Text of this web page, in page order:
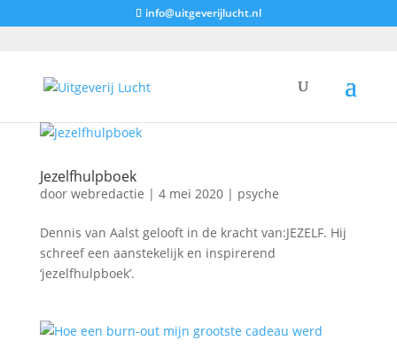
info@uitgeverijlucht.nl
Jezelfhulpboek
door webredactie | 4 mei 2020| psyche
Dennis van Aalst gelooft in de kracht van:JEZELF. Hij
schreef een aanstekelijk en inspirerend
‘jezelfhulpboek’.